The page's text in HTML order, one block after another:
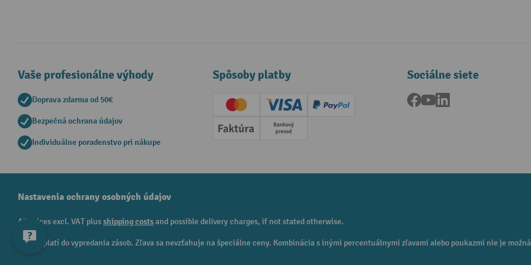
Vaše profesionálne výhody
Doprava zdarma od 50€
Bezpečná ochrana údajov
Individuálne poradenstvo pri nákupe
Spôsoby platby
Creditcard (Master)Creditcard (Visa)
PayPal
Faktúra Predplatba
Sociálne siete
Facebook
YouTube
Nastavenia ochrany osobných údajov
All prices excl. VAT plusshipping costsand possible delivery charges, if not stated otherwise.
¹ Zľava platí do vypredania zásob. Zľava sa nevzťahuje na špeciálne ceny. Kombinácia s inými percentuálnymi zľavami alebo poukazmi nie je